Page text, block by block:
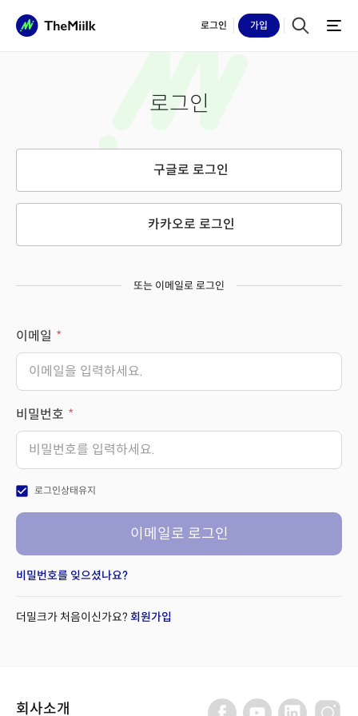
로그인 가입
로그인
구글로 로그인
카카오로 로그인
또는 이메일로 로그인
이메일
비밀번호
check_box 로그인상태유지
이메일로 로그인
비밀번호를 잊으셨나요?
더밀크가 처음이신가요? 회원가입
회사소개